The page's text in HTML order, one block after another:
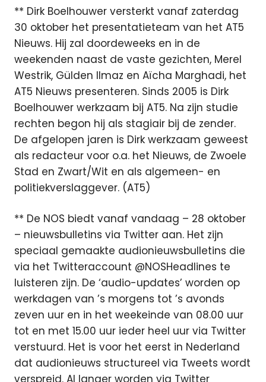
** Dirk Boelhouwer versterkt vanaf zaterdag
30 oktober het presentatieteam van het AT5
Nieuws. Hij zal doordeweeks en in de
weekenden naast de vaste gezichten, Merel
Westrik, Gülden Ilmaz en Aïcha Marghadi, het
AT5 Nieuws presenteren. Sinds 2005 is Dirk
Boelhouwer werkzaam bij AT5. Na zijn studie
rechten begon hij als stagiair bij de zender.
De afgelopen jaren is Dirk werkzaam geweest
als redacteur voor o.a. het Nieuws, de Zwoele
Stad en Zwart/Wit en als algemeen- en
politiekverslaggever. (AT5)
** De NOS biedt vanaf vandaag – 28 oktober
– nieuwsbulletins via Twitter aan. Het zijn
speciaal gemaakte audionieuwsbulletins die
via het Twitteraccount @NOSHeadlines te
luisteren zijn. De ‘audio-updates’ worden op
werkdagen van ’s morgens tot ’s avonds
zeven uur en in het weekeinde van 08.00 uur
tot en met 15.00 uur ieder heel uur via Twitter
verstuurd. Het is voor het eerst in Nederland
dat audionieuws structureel via Tweets wordt
verspreid. Al langer worden via Twitter